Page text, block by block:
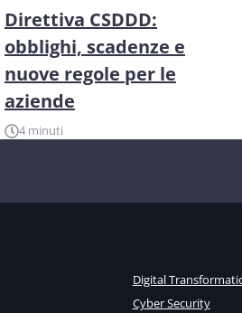
Direttiva CSDDD:
obblighi, scadenze e
nuove regole per le
aziende
4 minuti
Digital
Cyber Security